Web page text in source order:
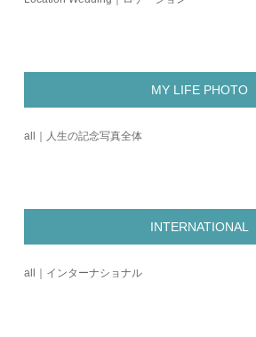
MY LIFE PHOTO
all｜人生の記念写真全体
INTERNATIONAL
all｜インターナショナル